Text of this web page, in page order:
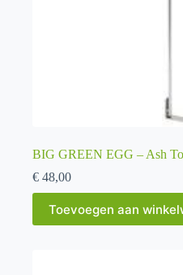
BIG GREEN EGG – Ash
€ 48,00
Toevoegen aan